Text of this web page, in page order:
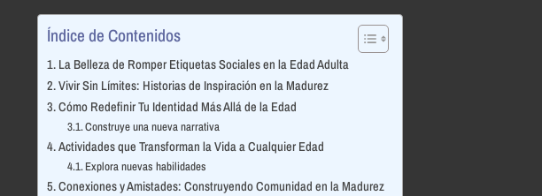
Índice de Contenidos
La Belleza de Romper Etiquetas Sociales en la Edad Adulta
Vivir Sin Límites: Historias de Inspiración en la Madurez
Cómo Redefinir Tu Identidad Más Allá de la Edad
Construye una nueva narrativa
Actividades que Transforman la Vida a Cualquier Edad
Explora nuevas habilidades
Conexiones y Amistades: Construyendo Comunidad en la Madurez